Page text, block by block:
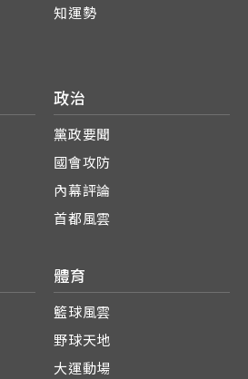
知運勢
政治
黨政要聞
國會攻防
內幕評論
首都風雲
體育
籃球風雲
野球天地
大運動場